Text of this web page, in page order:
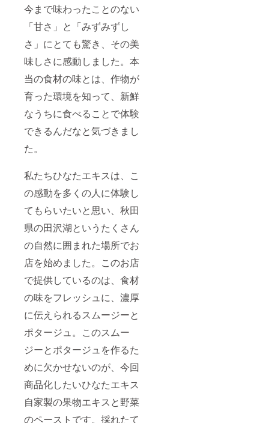
今まで味わったことのない
「甘さ」と「みずみずし
さ」にとても驚き、その美
味しさに感動しました。本
当の食材の味とは、作物が
育った環境を知って、新鮮
なうちに食べることで体験
できるんだなと気づきまし
た。
私たちひなたエキスは、こ
の感動を多くの人に体験し
てもらいたいと思い、秋田
県の田沢湖というたくさん
の自然に囲まれた場所でお
店を始めました。このお店
で提供しているのは、食材
の味をフレッシュに、濃厚
に伝えられるスムージーと
ポタージュ。このスムー
ジーとポタージュを作るた
めに欠かせないのが、今回
商品化したいひなたエキス
自家製の果物エキスと野菜
のペーストです。採れたて